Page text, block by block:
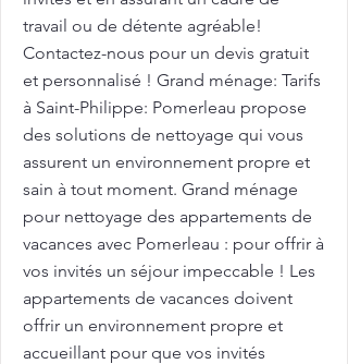
travail ou de détente agréable!
Contactez-nous pour un devis gratuit
et personnalisé ! Grand ménage: Tarifs
à Saint-Philippe: Pomerleau propose
des solutions de nettoyage qui vous
assurent un environnement propre et
sain à tout moment. Grand ménage
pour nettoyage des appartements de
vacances avec Pomerleau : pour offrir à
vos invités un séjour impeccable ! Les
appartements de vacances doivent
offrir un environnement propre et
accueillant pour que vos invités